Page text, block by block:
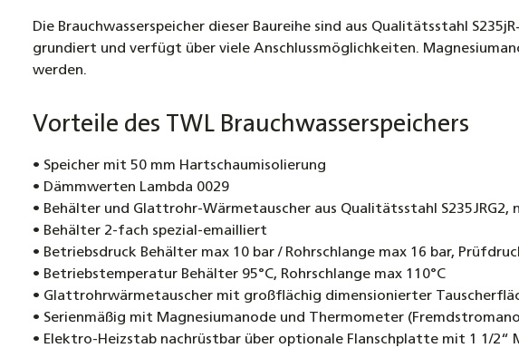
Die Brauchwasserspeicher dieser Baureihe sind aus Qualitätsstahl
grundiert und verfügt über viele Anschlussmöglichkeiten.
werden.
Vorteile des TWL Brauchwasserspeichers
• Speicher mit 50 mm Hartschaumisolierung
• Dämmwerten Lambda 0029
• Behälter und Glattrohr-Wärmetauscher aus Qualitätsstahl S235JRG2,
• Behälter 2-fach spezial-emailliert
• Betriebsdruck Behälter max 10 bar / Rohrschlange max 16 bar,
• Betriebstemperatur Behälter 95°C, Rohrschlange max 110°C
• Glattrohrwärmetauscher mit großflächig dimensionierter
• Serienmäßig mit Magnesiumanode und Thermometer
• Elektro-Heizstab nachrüstbar über optionale Flanschplatte mit 1 1/2“